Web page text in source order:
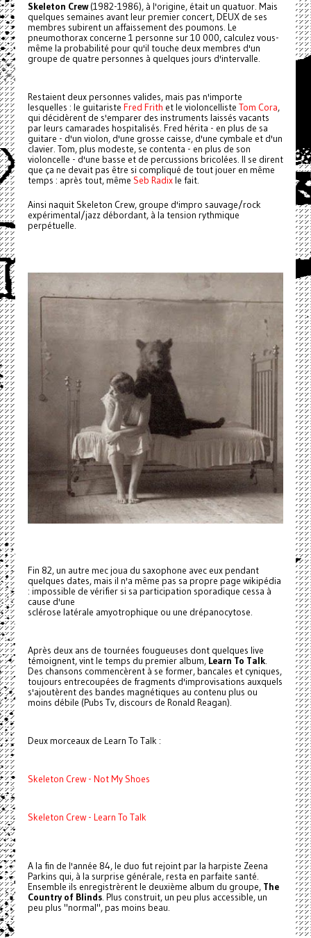
Skeleton Crew(1982-1986), à l'origine, était un quatuor. Mais
quelques semaines avant leur premier concert, DEUX de ses
membres subirent un affaissement des poumons. Le
pneumothorax concerne 1 personne sur 10 000, calculez vous-
même la probabilité pour qu'il touche deux membres d'un
groupe de quatre personnes à quelques jours d'intervalle.
Restaient deux personnes valides, mais pas n'importe
lesquelles : le guitariste Fred Frith et le violoncelliste Tom Cora,
qui décidèrent de s'emparer des instruments laissés vacants
par leurs camarades hospitalisés. Fred hérita - en plus de sa
guitare - d'un violon, d'une grosse caisse, d'une cymbale et d'un
clavier. Tom, plus modeste, se contenta - en plus de son
violoncelle - d'une basse et de percussions bricolées. Il se dirent
que ça ne devait pas être si compliqué de tout jouer en même
temps : après tout, même Seb Radixle fait.
Ainsi naquit Skeleton Crew, groupe d'impro sauvage/rock
expérimental/jazz débordant, à la tension rythmique
perpétuelle.
Fin 82, un autre mec joua du saxophone avec eux pendant
quelques dates, mais il n'a même pas sa propre page wikipédia
: impossible de vérifier si sa participation sporadique cessa à
cause d'une
sclérose latérale amyotrophique ou une drépanocytose.
Après deux ans de tournées fougueuses dont quelques live
témoignent, vint le temps du premier album, Learn To Talk.
Des chansons commencèrent à se former, bancales et cyniques,
toujours entrecoupées de fragments d'improvisations auxquels
s'ajoutèrent des bandes magnétiques au contenu plus ou
moins débile (Pubs Tv, discours de Ronald Reagan).
Deux morceaux de Learn To Talk :
Skeleton Crew - Not My Shoes
Skeleton Crew - Learn To Talk
A la fin de l'année 84, le duo fut rejoint par la harpiste Zeena
Parkins qui, à la surprise générale, resta en parfaite santé.
Ensemble ils enregistrèrent le deuxième album du groupe, The
Country of Blinds. Plus construit, un peu plus accessible, un
peu plus "normal", pas moins beau.